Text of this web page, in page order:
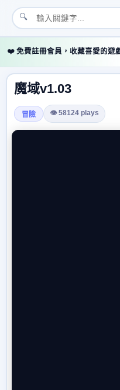
🔍
❤️ 免費註冊會員，收藏喜愛的遊
魔域v1.03
冒險 👁 58124 plays